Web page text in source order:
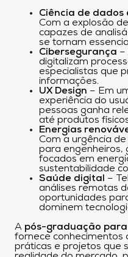
Ciência de dados
Com a explosão
capazes de
se tornam
Cibersegurança –
digitalizam
especialistas que
informações.
UX Design – Em
experiência do
pessoas ganha
até produtos
Energias
Com a urgência
para engenheiros,
focados em
sustentabilidade
Saúde digital
–
análises remotas
oportunidades
dominem
A pós-graduação
fornece conhecimentos
práticas e projetos que